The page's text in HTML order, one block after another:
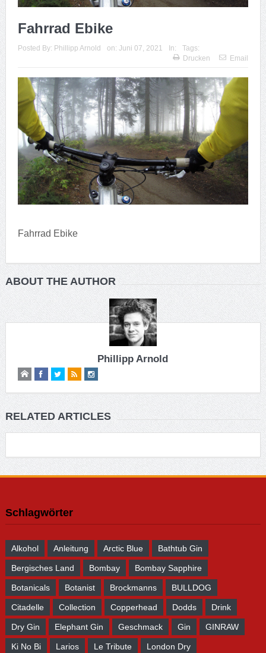
Fahrrad Ebike
Posted By: Phillipp Arnold on: Juni 07, 2021 In:
Tags:
Drucken
Email
Fahrrad Ebike
ABOUT THE AUTHOR
Phillipp Arnold
RELATED ARTICLES
Schlagwörter
Alkohol Anleitung Arctic Blue Bathtub Gin
Bergisches Land Bombay Bombay Sapphire
Botanicals Botanist Brockmanns BULLDOG
Citadelle Collection Copperhead Dodds Drink
Dry Gin Elephant Gin Geschmack Gin GINRAW
Ki No Bi Larios Le Tribute London Dry